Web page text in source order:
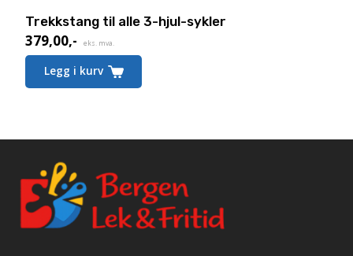
Trekkstang til alle 3-hjul-sykler
379,00,- eks. mva.
Legg i kurv